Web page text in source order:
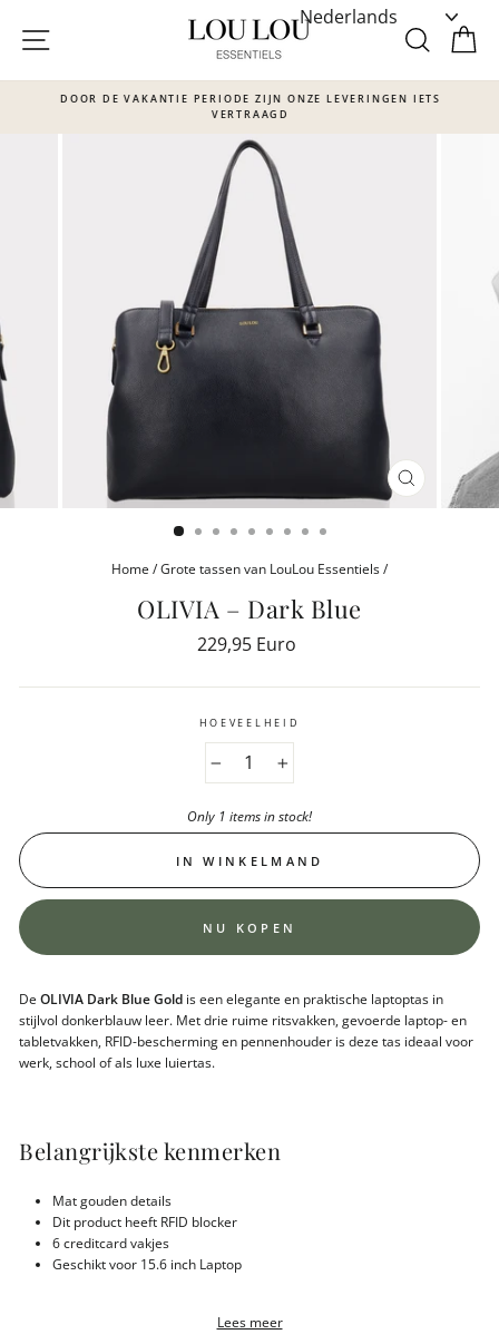
content
SITE NAVIGATIE
missing:
nl.sections.slideshow.pause_slideshow
DOOR DE VAKANTIE PERIODE ZIJN ONZE LEVERINGEN IETS
VERTRAAGD
SLUITEN
(ESC)
Home /Grote tassen van LouLou Essentiels/
OLIVIA – Dark Blue
Reguliere
229,95 Euro
HOEVEELHEID
+
Only 1 items in stock!
IN WINKELMAND
NU KOPEN
De OLIVIA Dark Blue Gold is een elegante en praktische laptoptas in
stijlvol donkerblauw leer. Met drie ruime ritsvakken, gevoerde laptop- en
tabletvakken, RFID-bescherming en pennenhouder is deze tas ideaal voor
werk, school of als luxe luiertas.
Belangrijkste kenmerken
Mat gouden details
Dit product heeft RFID blocker
6 creditcard vakjes
Geschikt voor 15.6 inch Laptop
Afneembare en verstelbare schouderband met 65cm drop
Lees meer